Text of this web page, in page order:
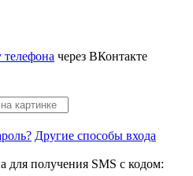
через ВКонтакте
Другие способы входа
для получения SMS с кодом: